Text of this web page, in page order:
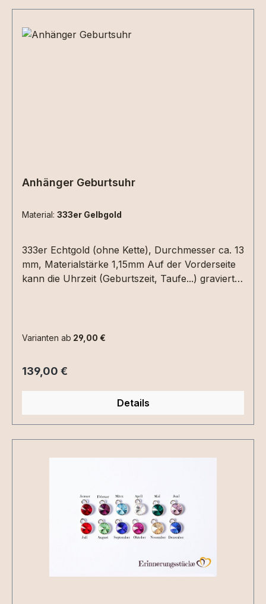
Anhänger Geburtsuhr
Material: 333er Gelbgold
333er Echtgold (ohne Kette), Durchmesser ca. 13
mm, Materialstärke 1,15mm Auf der Vorderseite
kann die Uhrzeit (Geburtszeit, Taufe...) graviert
Zeichen.Bitte die entsprechenden
Varianten ab 29,00 €
Regulärer Preis:
139,00 €
Details